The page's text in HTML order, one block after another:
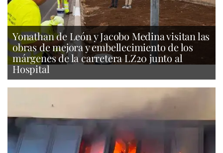
Yonathan de León y Jacobo Medina visitan las
obras de mejora y embellecimiento de los
márgenes de la carretera LZ20 junto al
Hospital